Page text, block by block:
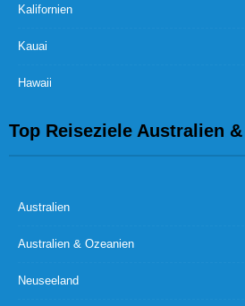
Kalifornien
Kauai
Hawaii
Top Reiseziele Australien
Australien
Australien & Ozeanien
Neuseeland